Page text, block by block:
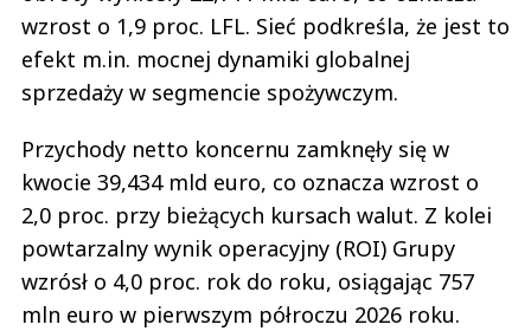
wzrost o 1,9 proc. LFL. Sieć podkreśla, że jest to
efekt m.in. mocnej dynamiki globalnej
sprzedaży w segmencie spożywczym.
Przychody netto koncernu zamknęły się w
kwocie 39,434 mld euro, co oznacza wzrost o
2,0 proc. przy bieżących kursach walut. Z kolei
powtarzalny wynik operacyjny (ROI) Grupy
wzrósł o 4,0 proc. rok do roku, osiągając 757
mln euro w pierwszym półroczu 2026 roku.